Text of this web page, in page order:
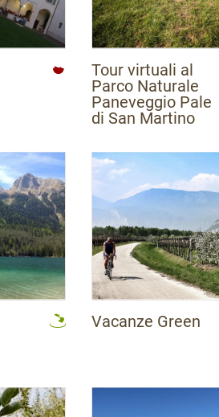
Tour virtuali al
Parco Naturale
Paneveggio Pale
di San Martino
Vacanze Green